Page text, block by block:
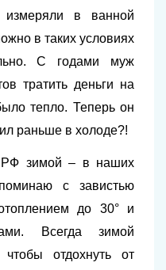
измеряли в ванной
в таких условиях
С годами муж
тратить деньги на
тепло. Теперь он
раньше в холоде?!
зимой – в наших
с завистью
до 30° и
Всегда зимой
отдохнуть от